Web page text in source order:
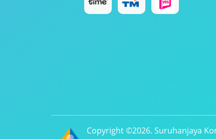
Copyright ©2026. Suruhanjaya